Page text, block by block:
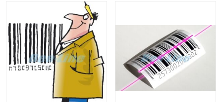
Fly, luftfart
Folkeslag
Forår
Fritid, hobby
Frugt, grønt
Halloween
Håndværk